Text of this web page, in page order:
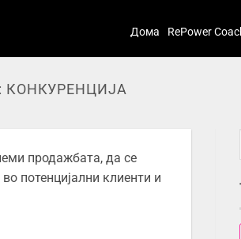
Дома RePower
КОНКУРЕНЦИЈА
продажбата, да се
потенцијални клиенти и